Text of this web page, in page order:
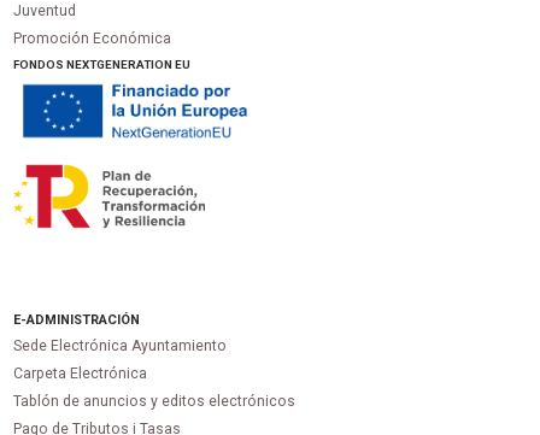
Juventud
Promoción Económica
FONDOS NEXTGENERATION EU
E-ADMINISTRACIÓN
Sede Electrónica Ayuntamiento
Carpeta Electrónica
Tablón de anuncios y editos electrónicos
Pago de Tributos i Tasas